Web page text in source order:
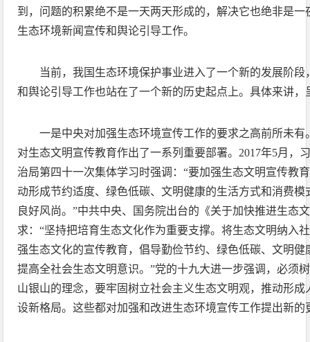
到，问题的积累绝不是一天两天形成的，解决它也绝非是
生态环境新闻宣传和舆论引导工作。
当前，我国生态环境保护事业进入了一个新的发展阶
和舆论引导工作也站在了一个新的历史起点上。具体来讲，
一是中央对加强生态环境宣传工作的要求之高前所未
对生态文明宣传教育作出了一系列重要部署。2017年5月，
治局第四十一次集体学习时强调：“要加强生态文明宣传教
动形成节约适度、绿色低碳、文明健康的生活方式和消费
良好风尚。”中共中央、国务院出台的《关于加快推进生态
求：“坚持把培育生态文化作为重要支撑。将生态文明纳入
强生态文化的宣传教育，倡导勤俭节约、绿色低碳、文明
提高全社会生态文明意识。”党的十九大进一步强调，必须
山银山的理念，要牢固树立社会主义生态文明观，推动形
设新格局。这些都对加强和改进生态环境宣传工作提出新的